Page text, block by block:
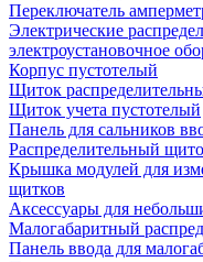
Переключатель
Электрические
электроустановочное
Корпус пустотелый
Щиток
Щиток учета пустотелый
Панель для сальников
Распределительный
Крышка модулей для
щитков
Аксессуары для
Малогабаритный
Панель ввода для